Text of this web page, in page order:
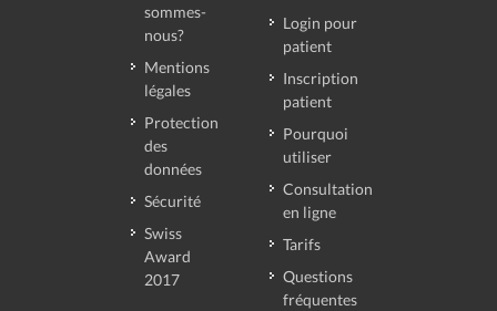
sommes-
nous?
Mentions
légales
Protection
des
données
Sécurité
Swiss
Award
2017
Login pour
patient
Inscription
patient
Pourquoi
utiliser
Consultation
en ligne
Tarifs
Questions
fréquentes